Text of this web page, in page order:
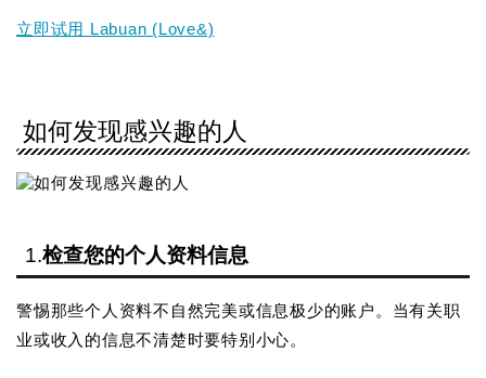
立即试用 Labuan (Love&)
如何发现感兴趣的人
1.检查您的个人资料信息
警惕那些个人资料不自然完美或信息极少的账户。当有关职
业或收入的信息不清楚时要特别小心。